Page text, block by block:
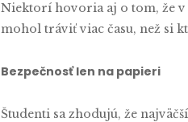
Niektorí hovoria aj o tom, že v
mohol tráviť viac času, než si
Bezpečnosť len na papieri
Študenti sa zhodujú, že